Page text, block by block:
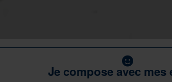
Je compose avec mes